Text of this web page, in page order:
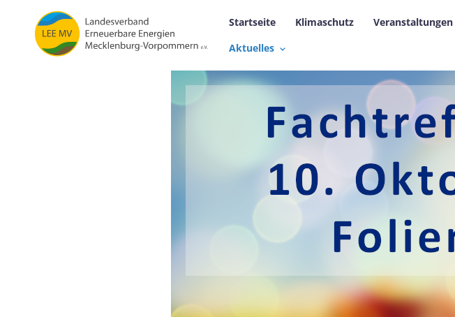
Startseite Klimaschutz Veranstaltungen
Aktuelles